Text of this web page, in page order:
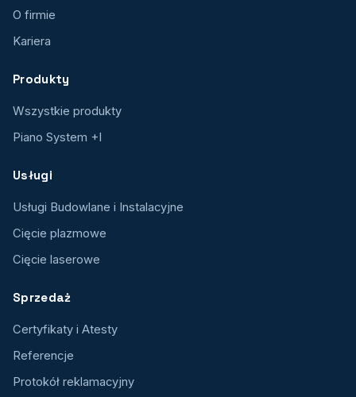
O firmie
Kariera
Produkty
Wszystkie produkty
Piano System +I
Usługi
Usługi Budowlane i Instalacyjne
Cięcie plazmowe
Cięcie laserowe
Sprzedaż
Certyfikaty i Atesty
Referencje
Protokół reklamacyjny